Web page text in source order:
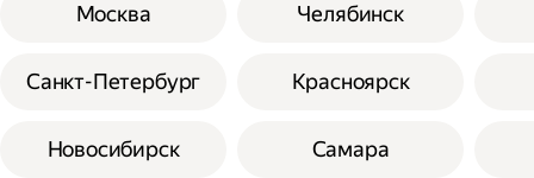
Москва
Санкт-Петербург
Новосибирск
Челябинск
Красноярск
Самара